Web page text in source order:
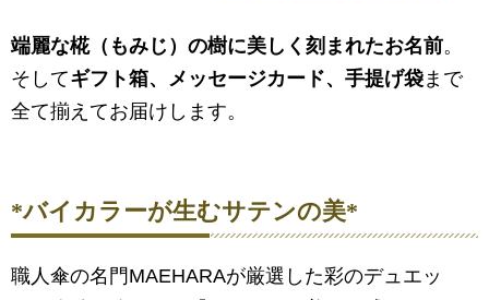
端麗な椛（もみじ）の樹に美しく刻まれたお名前。
そしてギフト箱、メッセージカード、手提げ袋まで
全て揃えてお届けします。
*バイカラーが生むサテンの美*
職人傘の名門MAEHARAが厳選した彩のデュエッ